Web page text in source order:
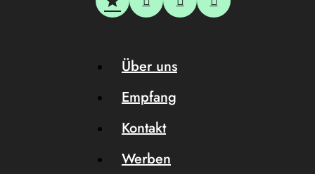
Über uns
Empfang
Kontakt
Werben